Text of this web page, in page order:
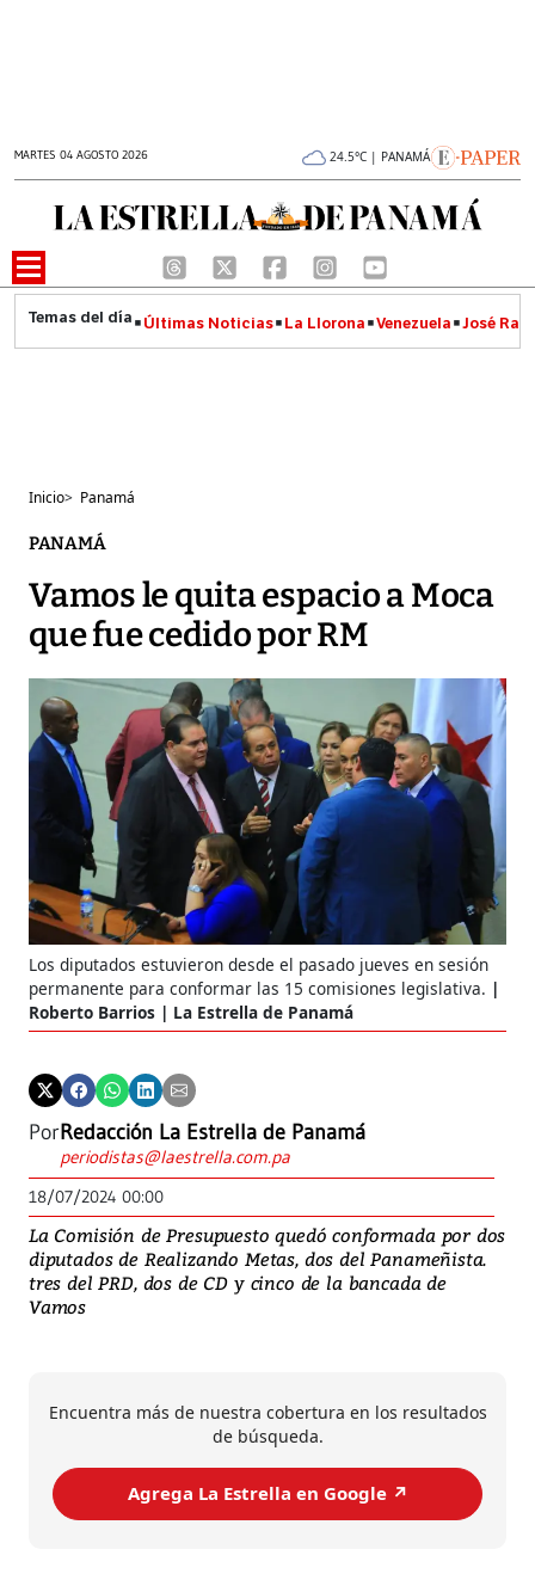
MARTES 04 AGOSTO 2026 24.5°C | PANAMÁ
Últimas Noticias La Llorona Venezuela José
Inicio> Panamá
PANAMÁ
Vamos le quita espacio a Moca
que fue cedido por RM
Los diputados estuvieron desde el pasado jueves en sesión
permanente para conformar las 15 comisiones legislativa.
Roberto Barrios | La Estrella de Panamá
PorRedacción La Estrella de Panamá
periodistas@laestrella.com.pa
18/07/2024 00:00
La Comisión de Presupuesto quedó conformada por dos
diputados de Realizando Metas, dos del Panameñista.
tres del PRD, dos de CD y cinco de la bancada de
Vamos
Encuentra más de nuestra cobertura en los resultados
de búsqueda.
Agrega La Estrella en Google ↗️